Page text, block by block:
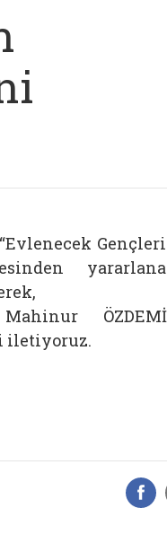
iletiyoruz.